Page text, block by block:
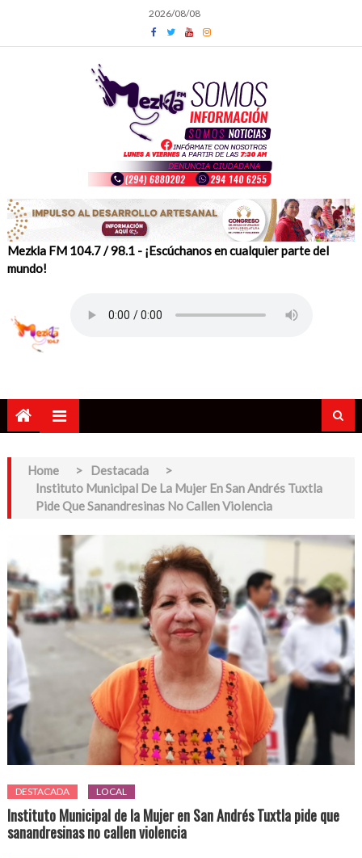
content
2026/08/08
Mezkla FM 104.7 / 98.1 - ¡Escúchanos en cualquier parte del
mundo!
Home > Destacada
>
Instituto Municipal De La Mujer En San Andrés Tuxtla
Pide Que Sanandresinas No Callen Violencia
DESTACADA LOCAL
Instituto Municipal de la Mujer en San Andrés Tuxtla pide que
sanandresinas no callen violencia